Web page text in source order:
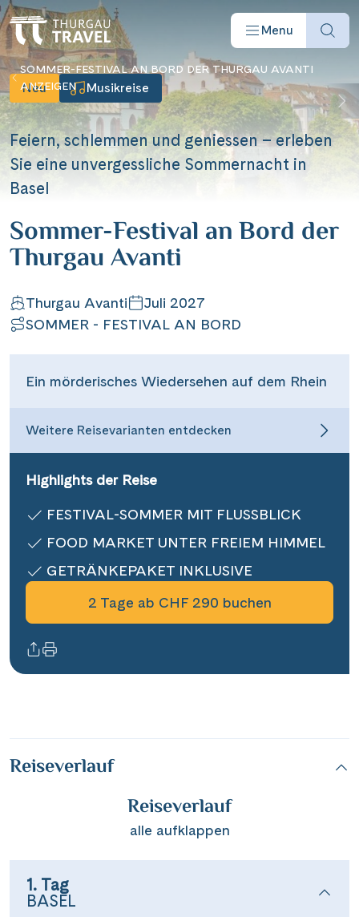
Menu
Reisearten
Reiseziele
Angebote
Schiffe
Informationen
Kontakt
Reisekalender
Reisegutscheine
Reisekataloge
Kundenlogin
Hotline 0800 626 550DE|FR
SOMMER-FESTIVAL AN BORD DER THURGAU AVANTI
ANZEIGEN
Neu Musikreise
Feiern, schlemmen und geniessen – erleben
Sie eine unvergessliche Sommernacht in
Basel
Sommer-Festival an Bord der
Thurgau Avanti
Thurgau Avanti
Juli 2027
SOMMER - FESTIVAL AN BORD
Ein mörderisches Wiedersehen auf dem Rhein
Weitere Reisevarianten entdecken
Highlights der Reise
FESTIVAL-SOMMER MIT FLUSSBLICK
FOOD MARKET UNTER FREIEM HIMMEL
GETRÄNKEPAKET INKLUSIVE
2 Tage ab CHF 290 buchen
Reiseverlauf
Reiseverlauf
alle aufklappen
1. Tag
BASEL